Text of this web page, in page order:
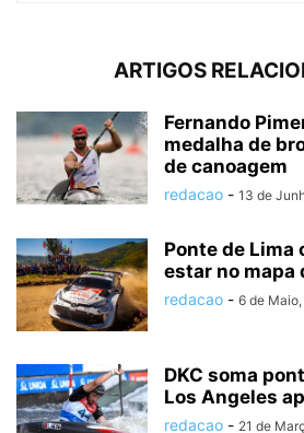
ARTIGOS
Fernando
medalha de
de canoagem
redacao - 13 de
Ponte de Lima
estar no mapa
redacao - 6 de
DKC soma
Los Angeles
redacao - 21 de